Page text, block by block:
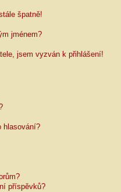
špatně!
jménem?
jsem vyzván k přihlášení!
hlasování?
příspěvků?